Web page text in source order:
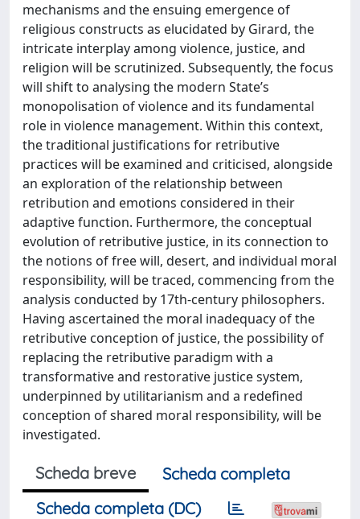
mechanisms and the ensuing emergence of
religious constructs as elucidated by Girard, the
intricate interplay among violence, justice, and
religion will be scrutinized. Subsequently, the focus
will shift to analysing the modern State’s
monopolisation of violence and its fundamental
role in violence management. Within this context,
the traditional justifications for retributive
practices will be examined and criticised, alongside
an exploration of the relationship between
retribution and emotions considered in their
adaptive function. Furthermore, the conceptual
evolution of retributive justice, in its connection to
the notions of free will, desert, and individual moral
responsibility, will be traced, commencing from the
analysis conducted by 17th-century philosophers.
Having ascertained the moral inadequacy of the
retributive conception of justice, the possibility of
replacing the retributive paradigm with a
transformative and restorative justice system,
underpinned by utilitarianism and a redefined
conception of shared moral responsibility, will be
investigated.
Scheda breve
Scheda completa
Scheda completa (DC)